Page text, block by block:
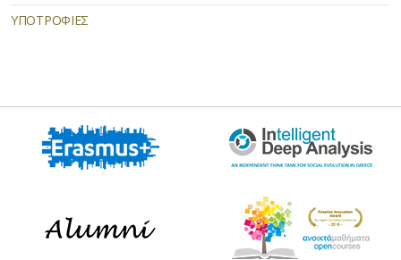
ΥΠΟΤΡΟΦΙΕΣ